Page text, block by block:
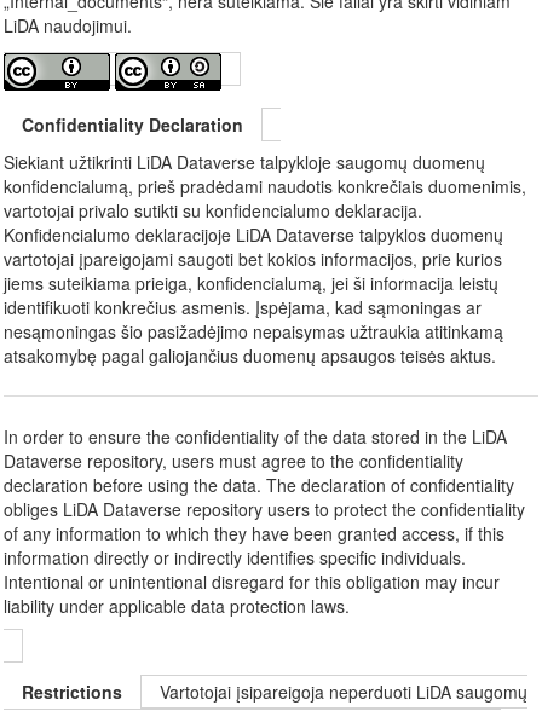
LiDA naudojimui.
Confidentiality Declaration
Siekiant užtikrinti LiDA Dataverse talpykloje saugomų duomenų
konfidencialumą, prieš pradėdami naudotis konkrečiais duomenimis,
vartotojai privalo sutikti su konfidencialumo deklaracija.
Konfidencialumo deklaracijoje LiDA Dataverse talpyklos duomenų
vartotojai įpareigojami saugoti bet kokios informacijos, prie kurios
jiems suteikiama prieiga, konfidencialumą, jei ši informacija leistų
identifikuoti konkrečius asmenis. Įspėjama, kad sąmoningas ar
nesąmoningas šio pasižadėjimo nepaisymas užtraukia atitinkamą
atsakomybę pagal galiojančius duomenų apsaugos teisės aktus.
In order to ensure the confidentiality of the data stored in the LiDA
Dataverse repository, users must agree to the confidentiality
declaration before using the data. The declaration of confidentiality
obliges LiDA Dataverse repository users to protect the confidentiality
of any information to which they have been granted access, if this
information directly or indirectly identifies specific individuals.
Intentional or unintentional disregard for this obligation may incur
liability under applicable data protection laws.
Restrictions
Vartotojai įsipareigoja neperduoti LiDA saugomų